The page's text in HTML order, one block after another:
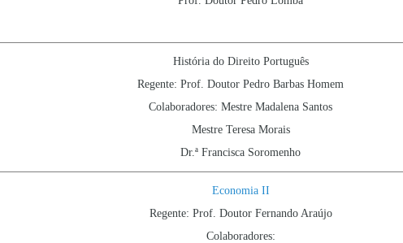
História do Direito Português
Regente: Prof. Doutor Pedro Barbas Homem
Colaboradores: Mestre Madalena Santos
Mestre Teresa Morais
Dr.ª Francisca Soromenho
Economia II
Regente: Prof. Doutor Fernando Araújo
Colaboradores: